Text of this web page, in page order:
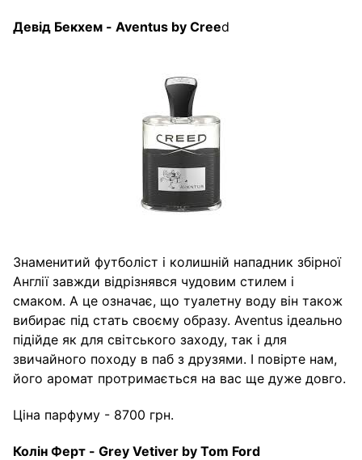
Девід Бекхем - Aventus by Creed
Знаменитий футболіст і колишній нападник збірної
Англії завжди відрізнявся чудовим стилем і
смаком. А це означає, що туалетну воду він також
вибирає під стать своєму образу. Aventus ідеально
підійде як для світського заходу, так і для
звичайного походу в паб з друзями. І повірте нам,
його аромат протримається на вас ще дуже довго.
Ціна парфуму - 8700 грн.
Колін Ферт - Grey Vetiver by Tom Ford